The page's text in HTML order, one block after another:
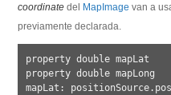
coordinate del MapImage van a
previamente declarada.
property double mapLat
property double mapLong
mapLat: